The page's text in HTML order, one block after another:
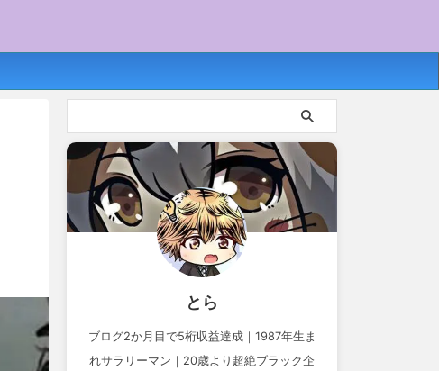
とら
ブログ2か月目で5桁収益達成｜1987年生ま
れサラリーマン｜20歳より超絶ブラック企